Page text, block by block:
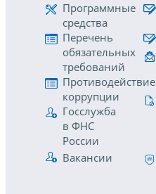
Программные
средства
Перечень
обязательных
требований
Противодействие
коррупции
Госслужба
в ФНС
России
Вакансии